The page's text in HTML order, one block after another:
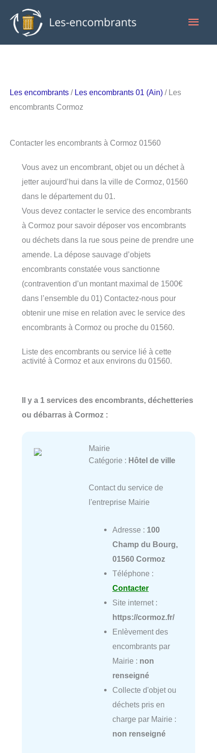
contenu
Les encombrants / Les encombrants 01 (Ain) / Les
encombrants Cormoz
Contacter les encombrants à Cormoz 01560
Vous avez un encombrant, objet ou un déchet à
jetter aujourd’hui dans la ville de Cormoz, 01560
dans le département du 01.
Vous devez contacter le service des encombrants
à Cormoz pour savoir déposer vos encombrants
ou déchets dans la rue sous peine de prendre une
amende. La dépose sauvage d’objets
encombrants constatée vous sanctionne
(contravention d’un montant maximal de 1500€
dans l’ensemble du 01) Contactez-nous pour
obtenir une mise en relation avec le service des
encombrants à Cormoz ou proche du 01560.
Liste des encombrants ou service lié à cette
activité à Cormoz et aux environs du 01560.
Il y a 1 services des encombrants, déchetteries
ou débarras à Cormoz :
Mairie
Catégorie : Hôtel de ville
Contact du service de
l'entreprise Mairie
Adresse : 100
Champ du Bourg,
01560 Cormoz
Téléphone :
Contacter
Site internet :
https://cormoz.fr/
Enlèvement des
encombrants par
Mairie : non
renseigné
Collecte d'objet ou
déchets pris en
charge par Mairie :
non renseigné